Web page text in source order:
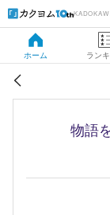
ホーム ラン
物語